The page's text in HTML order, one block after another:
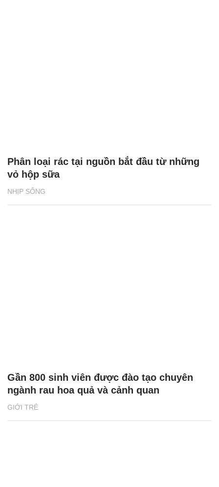
NHỊP SỐNG
Phân loại rác tại nguồn bắt đầu từ những
vỏ hộp sữa
GIỚI TRẺ
Gần 800 sinh viên được đào tạo chuyên
ngành rau hoa quả và cảnh quan